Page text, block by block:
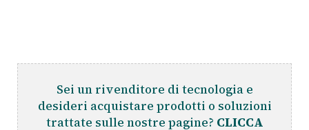
Sei un rivenditore di tecnologia e
desideri acquistare prodotti o soluzioni
trattate sulle nostre pagine? CLICCA